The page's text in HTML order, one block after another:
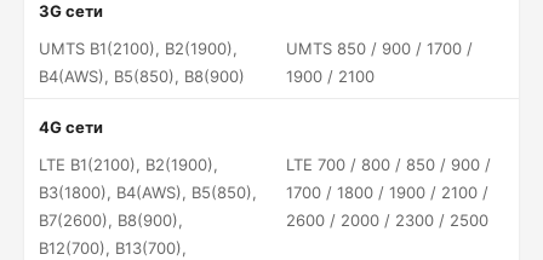
3G сети
UMTS B1(2100), B2(1900),
B4(AWS), B5(850), B8(900)
UMTS 850 / 900 / 1700 /
1900 / 2100
4G сети
LTE B1(2100), B2(1900),
B3(1800), B4(AWS), B5(850),
B7(2600), B8(900),
B12(700), B13(700),
LTE 700 / 800 / 850 / 900 /
1700 / 1800 / 1900 / 2100 /
2600 / 2000 / 2300 / 2500